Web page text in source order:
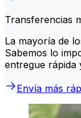
Transferencias
La mayoría de
Sabemos lo
entregue rápida
Envía más